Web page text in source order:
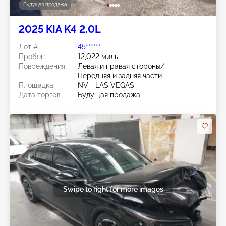
Будущая продажа
2025 KIA K4 2.0L
Лот #:
45******
Пробег:
12,022 миль
Повреждения:
Левая и правая стороны/
Передняя и задняя части
Площадка:
NV - LAS VEGAS
Дата торгов:
Будущая продажа
Swipe to right for more images